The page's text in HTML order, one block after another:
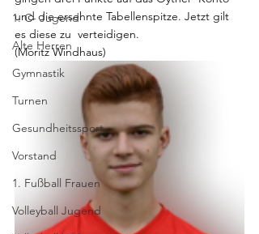
1. C- Jugend
Alte Herren
Gymnastik
Turnen
Gesundheitssport
Vorstand
1. Fußball Frauen
Volleyball Jugend
und die ersehnte Tabellenspitze. Jetzt gilt
es diese zu  verteidigen.
(Moritz Windhaus)